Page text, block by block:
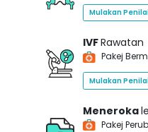
Mulakan
IVFRawatan
Pakej
Mulakan
Meneroka
Pakej